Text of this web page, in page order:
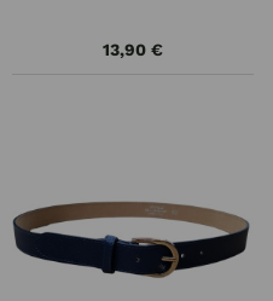
13,90 €